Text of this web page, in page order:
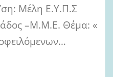
ση: Μέλη Ε.Υ.Π.Σ
–Μ.Μ.Ε. Θέμα: «